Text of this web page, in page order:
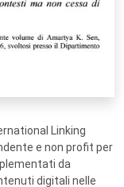
Linking
e non profit per
da
digitali nelle